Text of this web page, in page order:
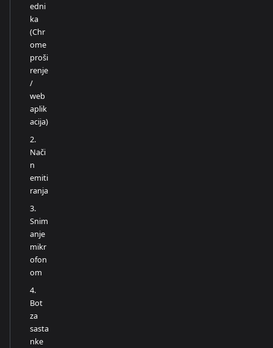
edni
ka
(Chr
ome
proši
renje
/
web
aplik
acija)
2.
Nači
n
emiti
ranja
3.
Snim
anje
mikr
ofon
om
4.
Bot
za
sasta
nke